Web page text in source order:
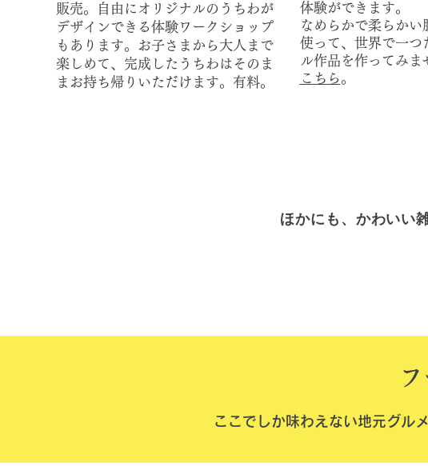
販売。自由にオリジナルのうちわが
デザインできる体験ワークショップ
もあります。お子さまから大人まで
楽しめて、完成したうちわはそのま
まお持ち帰りいただけます。有料。
体験ができます。
なめらかで柔らかい
使って、世界で一つ
ル作品を作ってみま
こちら 。
ほかにも、かわいい
ここでしか味わえない地元グル